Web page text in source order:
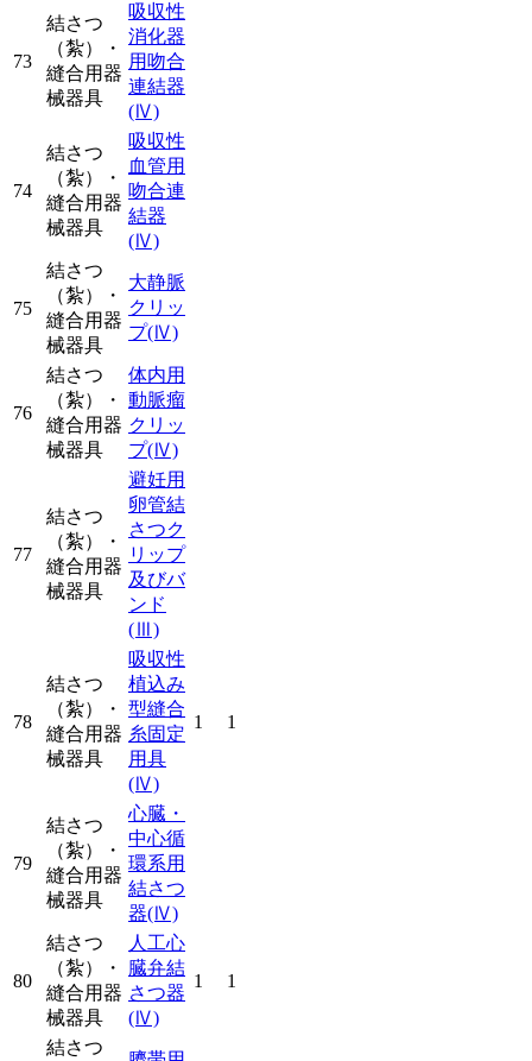
73
結さつ
（紮）・
縫合用器
械器具
吸収性
消化器
用吻合
連結器
(Ⅳ)
74
結さつ
（紮）・
縫合用器
械器具
吸収性
血管用
吻合連
結器
(Ⅳ)
75
結さつ
（紮）・
縫合用器
械器具
大静脈
クリッ
プ(Ⅳ)
76
結さつ
（紮）・
縫合用器
械器具
体内用
動脈瘤
クリッ
プ(Ⅳ)
77
結さつ
（紮）・
縫合用器
械器具
避妊用
卵管結
さつク
リップ
及びバ
ンド
(Ⅲ)
78
結さつ
（紮）・
縫合用器
械器具
吸収性
植込み
型縫合
糸固定
用具
(Ⅳ)
1 1
79
結さつ
（紮）・
縫合用器
械器具
心臓・
中心循
環系用
結さつ
器(Ⅳ)
80
結さつ
（紮）・
縫合用器
械器具
人工心
臓弁結
さつ器
(Ⅳ)
1 1
結さつ